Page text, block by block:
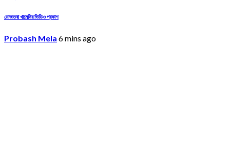
মোজতবা খামেনির ভিডিও প্রকাশ
Probash Mela 6 mins ago